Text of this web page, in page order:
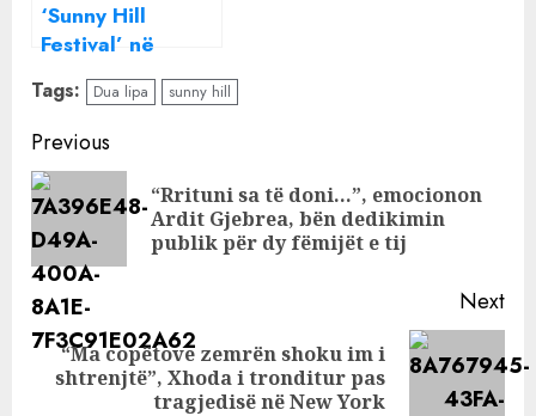
‘Sunny Hill
Festival’ në
Tiranë, reagon
Dua Lipa: Përvoja
të do jetë e
njëjtë
Tags: Dua lipa sunny hill
Continue
Reading
Previous
“Rrituni sa të doni…”, emocionon
Ardit Gjebrea, bën dedikimin
publik për dy fëmijët e tij
Next
Next
“Ma copëtove zemrën shoku im i
shtrenjtë”, Xhoda i tronditur pas
tragjedisë në New York